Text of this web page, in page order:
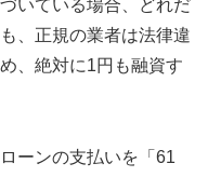
いている場合、どれだ
、正規の業者は法律違
、絶対に1円も融資す
ーンの支払いを「61